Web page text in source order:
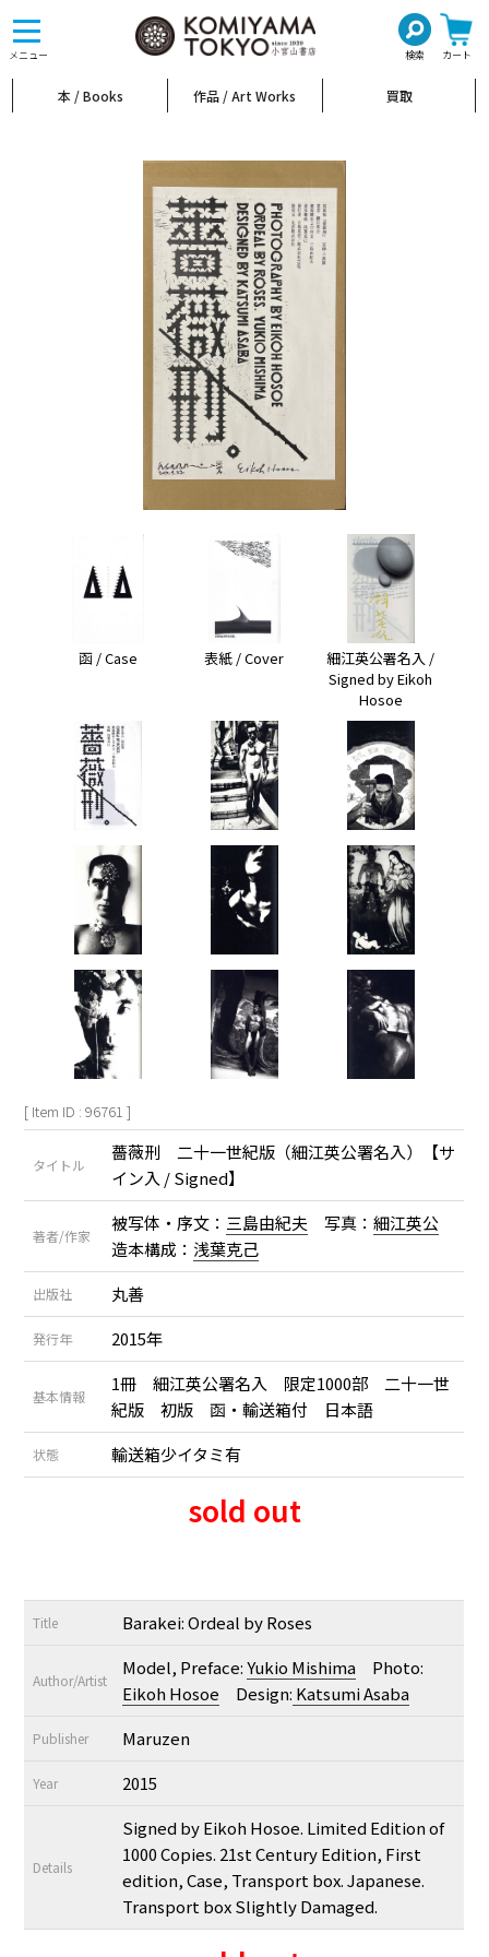
メニュー 検索 カート
toggle
navigation
本 / Books 作品 / Art Works 買取
函 / Case 表紙 / Cover
細江英公署名入 /
Signed by Eikoh
Hosoe
[ Item ID : 96761 ]
タイトル
薔薇刑 二十一世紀版（細江英公署名入）【サ
イン入 / Signed】
著者/作家
被写体・序文： 三島由紀夫 写真：細江英公
造本構成： 浅葉克己
出版社 丸善
発行年 2015年
基本情報
1冊 細江英公署名入 限定1000部 二十一世
紀版 初版 函・輸送箱付 日本語
状態 輸送箱少イタミ有
sold out
Title Barakei: Ordeal by Roses
Author/Artist
Model, Preface:Yukio Mishima Photo:
Eikoh Hosoe Design: Katsumi Asaba
Publisher Maruzen
Year 2015
Details
Signed by Eikoh Hosoe. Limited Edition of
1000 Copies. 21st Century Edition, First
edition, Case, Transport box. Japanese.
Transport box Slightly Damaged.